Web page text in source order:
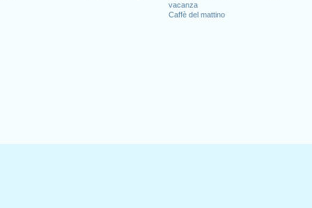
vacanza
Caffè del mattino